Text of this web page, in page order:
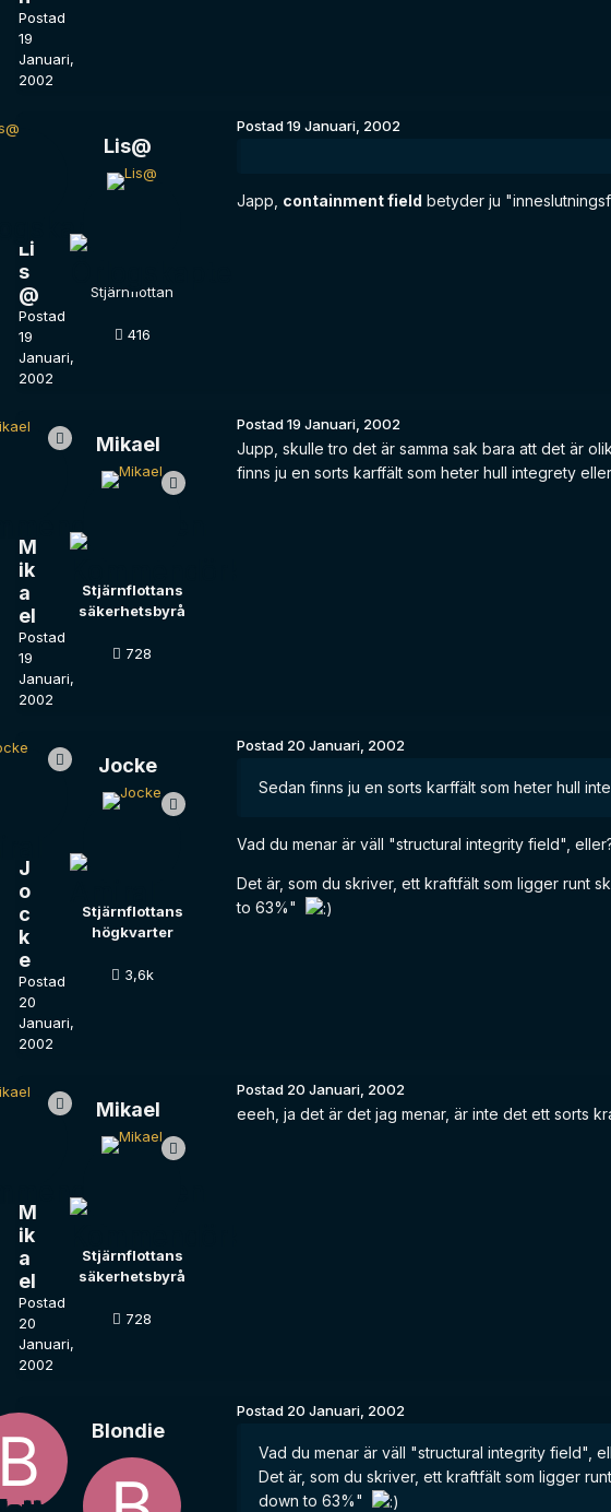
Postad
19
Januari,
2002
Li
s
@
Postad
19
Januari,
2002
Lis@
Stjärnflottan
416
Postad19 Januari, 2002
Japp, containment field betyder ju
M
ik
a
el
Postad
19
Januari,
2002
Mikael
Stjärnflottans
säkerhetsbyrå
728
Postad19 Januari, 2002
Jupp, skulle tro det är samma sak bara att det är
finns ju en sorts karffält som heter hull integrety
J
o
c
k
e
Postad
20
Januari,
2002
Jocke
Stjärnflottans
högkvarter
3,6k
Postad 20 Januari, 2002
Sedan finns ju en sorts karffält som heter hull
Vad du menar är väll "structural integrity field",
Det är, som du skriver, ett kraftfält som ligger runt
to 63%"
M
ik
a
el
Postad
20
Januari,
2002
Mikael
Stjärnflottans
säkerhetsbyrå
728
Postad 20 Januari, 2002
eeeh, ja det är det jag menar, är inte det ett sorts
Blondie
Postad 20 Januari, 2002
Vad du menar är väll "structural integrity field",
Det är, som du skriver, ett kraftfält som ligger
down to 63%"